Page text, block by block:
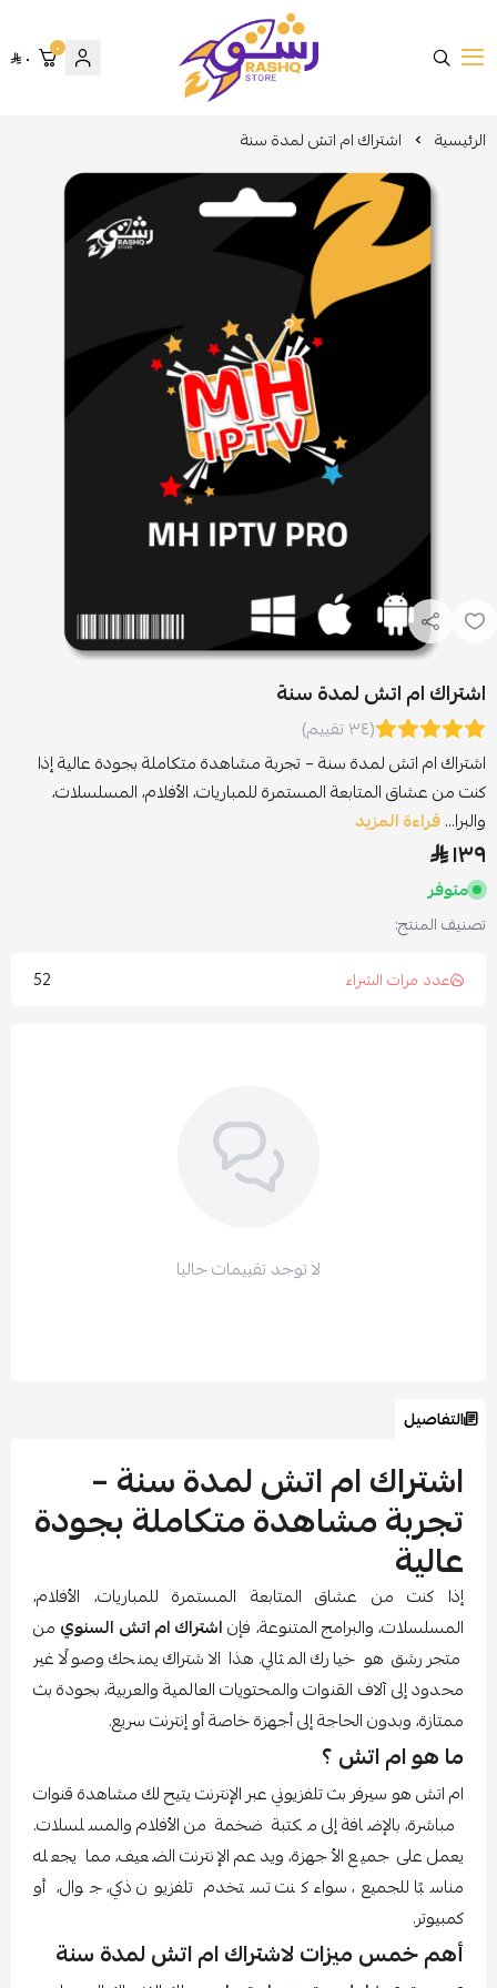
متجر رشق
٠ ٠
الرئيسية اشتراك ام اتش لمدة سنة
اشتراك ام اتش لمدة سنة
(٣٤ تقييم)
اشتراك ام اتش لمدة سنة – تجربة مشاهدة متكاملة بجودة عالية إذا
كنت من عشاق المتابعة المستمرة للمباريات، الأفلام، المسلسلات،
والبرا...قراءة المزيد
١٣٩
متوفر
تصنيف المنتج:
عدد مرات الشراء
52
لا توجد تقييمات حاليا
التفاصيل
اشتراك ام اتش لمدة سنة –
تجربة مشاهدة متكاملة بجودة
عالية
إذا كنت من عشاق المتابعة المستمرة للمباريات، الأفلام،
المسلسلات، والبرامج المتنوعة، فإناشتراك ام اتش السنوي من
متجر رشق هو خيارك المثالي. هذا الاشتراك يمنحك وصولًا غير
محدود إلى آلاف القنوات والمحتويات العالمية والعربية، بجودة بث
ممتازة، وبدون الحاجة إلى أجهزة خاصة أو إنترنت سريع.
ما هو ام اتش ؟
ام اتش هو سيرفر بث تلفزيوني عبر الإنترنت يتيح لك مشاهدة قنوات
مباشرة، بالإضافة إلى مكتبة ضخمة من الأفلام والمسلسلات.
يعمل على جميع الأجهزة، ويدعم الإنترنت الضعيف، مما يجعله
مناسبًا للجميع، سواء كنت تستخدم تلفزيون ذكي، جوال، أو
كمبيوتر.
أهم خمس ميزات لاشتراك ام اتش لمدة سنة